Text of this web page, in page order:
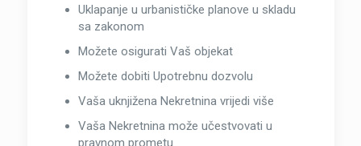
Uklapanje u urbanističke planove u skladu
sa zakonom
Možete osigurati Vaš objekat
Možete dobiti Upotrebnu dozvolu
Vaša uknjižena Nekretnina vrijedi više
Vaša Nekretnina može učestvovati u
pravnom prometu